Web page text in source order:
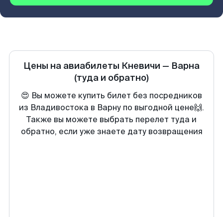
Цены на авиабилеты Кневичи — Варна
(туда и обратно)
😍 Вы можете купить билет без посредников
из Владивостока в Варну по выгодной цене🙌.
Также вы можете выбрать перелет туда и
обратно, если уже знаете дату возвращения